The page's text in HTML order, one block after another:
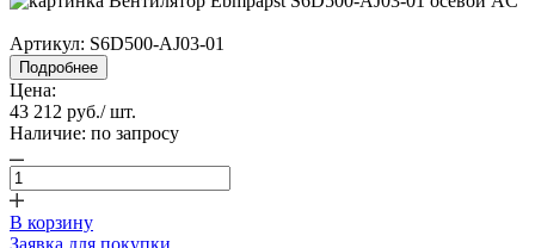
Артикул: S6D500-AJ03-01
Подробнее
Цена:
43 212 руб./ шт.
Наличие: по запросу
В корзину
Заявка для покупки